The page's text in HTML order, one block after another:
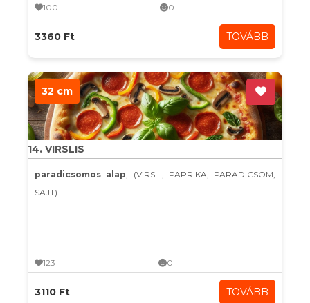
100 0
3360 Ft TOVÁBB
32 cm
14. VIRSLIS
paradicsomos alap, (VIRSLI, PAPRIKA, PARADICSOM,
SAJT)
123 0
3110 Ft TOVÁBB